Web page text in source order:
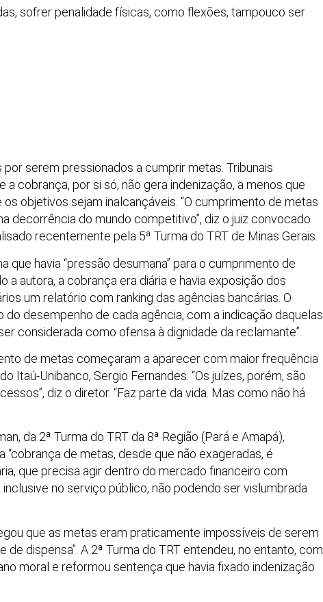
sofrer penalidade físicas, como flexões, tampouco ser
serem pressionados a cumprir metas. Tribunais
cobrança, por si só, não gera indenização, a menos que
objetivos sejam inalcançáveis. “O cumprimento de metas
decorrência do mundo competitivo”, diz o juiz convocado
recentemente pela 5ª Turma do TRT de Minas Gerais.
havia “pressão desumana” para o cumprimento de
a autora, a cobrança era diária e havia exposição dos
um relatório com ranking das agências bancárias. O
desempenho de cada agência, com a indicação daquelas
considerada como ofensa à dignidade da reclamante”.
de metas começaram a aparecer com maior frequência
Itaú-Unibanco, Sergio Fernandes. “Os juízes, porém, são
diz o diretor. “Faz parte da vida. Mas como não há
da 2ª Turma do TRT da 8ª Região (Pará e Amapá),
de metas, desde que não exageradas, é
que precisa agir dentro do mercado financeiro com
no serviço público, não podendo ser vislumbrada
que as metas eram praticamente impossíveis de serem
dispensa”. A 2ª Turma do TRT entendeu, no entanto, com
moral e reformou sentença que havia fixado indenização